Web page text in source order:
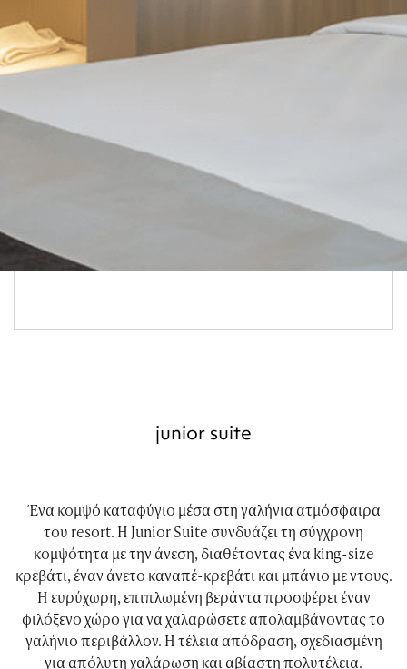
junior suite
Ένα κομψό καταφύγιο μέσα στη γαλήνια ατμόσφαιρα
του resort. Η Junior Suite συνδυάζει τη σύγχρονη
κομψότητα με την άνεση, διαθέτοντας ένα king-size
κρεβάτι, έναν άνετο καναπέ-κρεβάτι και μπάνιο με ντους.
H ευρύχωρη, επιπλωμένη βεράντα προσφέρει έναν
φιλόξενο χώρο για να χαλαρώσετε απολαμβάνοντας το
γαλήνιο περιβάλλον. Η τέλεια απόδραση, σχεδιασμένη
για απόλυτη χαλάρωση και αβίαστη πολυτέλεια.